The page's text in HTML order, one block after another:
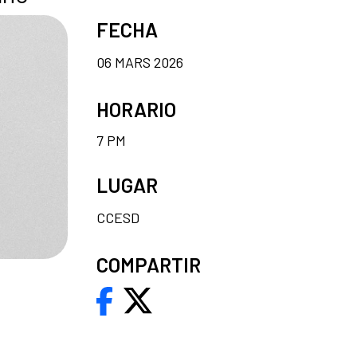
FECHA
06 MARS 2026
HORARIO
7 PM
LUGAR
CCESD
COMPARTIR